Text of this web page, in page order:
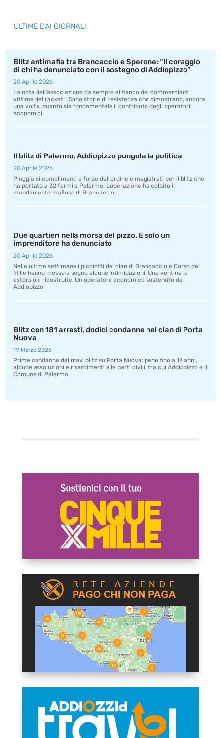
ULTIME DAI GIORNALI
Blitz antimafia tra Brancaccio e Sperone: “Il coraggio
di chi ha denunciato con il sostegno di Addiopizzo”
20 Aprile 2026
La nota dell’associazione da sempre al fianco dei commercianti
vittime del racket: “Sono storie di resistenza che dimostrano, ancora
una volta, quanto sia fondamentale il contributo degli operatori
economici.
Il blitz di Palermo, Addiopizzo pungola la politica
20 Aprile 2026
Pioggia di complimenti a forze dell’ordine e magistrati per il blitz che
ha portato a 32 fermi a Palermo. L’operazione ha colpito il
mandamento mafioso di Brancaccio.
Due quartieri nella morsa del pizzo. E solo un
imprenditore ha denunciato
20 Aprile 2026
Nelle ultime settimane i picciotti dei clan di Brancaccio e Corso dei
Mille hanno messo a segno alcune intimidazioni. Una ventina le
estorsioni ricostruite. Un operatore economico sostenuto da
Addiopizzo
Blitz con 181 arresti, dodici condanne nel clan di Porta
Nuova
19 Marzo 2026
Prime condanne dal maxi blitz su Porta Nuova: pene fino a 14 anni,
alcune assoluzioni e risarcimenti alle parti civili, tra cui Addiopizzo e il
Comune di Palermo